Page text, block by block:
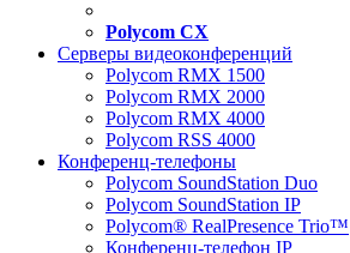
Polycom CX
Серверы видеоконференций
Polycom RMX 1500
Polycom RMX 2000
Polycom RMX 4000
Polycom RSS 4000
Конференц-телефоны
Polycom SoundStation Duo
Polycom SoundStation IP
Polycom® RealPresence Trio™
Конференц-телефон IP